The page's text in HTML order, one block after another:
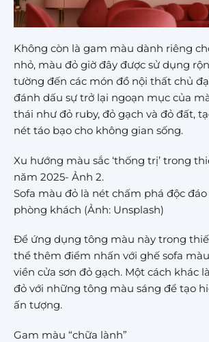
Không còn là gam màu dành riêng
nhỏ, màu đỏ giờ đây được sử dụng
tường đến các món đồ nội thất chủ
đánh dấu sự trở lại ngoạn mục của
thái như đỏ ruby, đỏ gạch và đỏ đất,
nét táo bạo cho không gian sống.
Xu hướng màu sắc ‘thống trị’ trong
năm 2025- Ảnh 2.
Sofa màu đỏ là nét chấm phá độc
phòng khách (Ảnh: Unsplash)
Để ứng dụng tông màu này trong
thể thêm điểm nhấn với ghế sofa
viền cửa sơn đỏ gạch. Một cách khác
đỏ với những tông màu sáng để tạo
ấn tượng.
Gam màu “chữa lành”